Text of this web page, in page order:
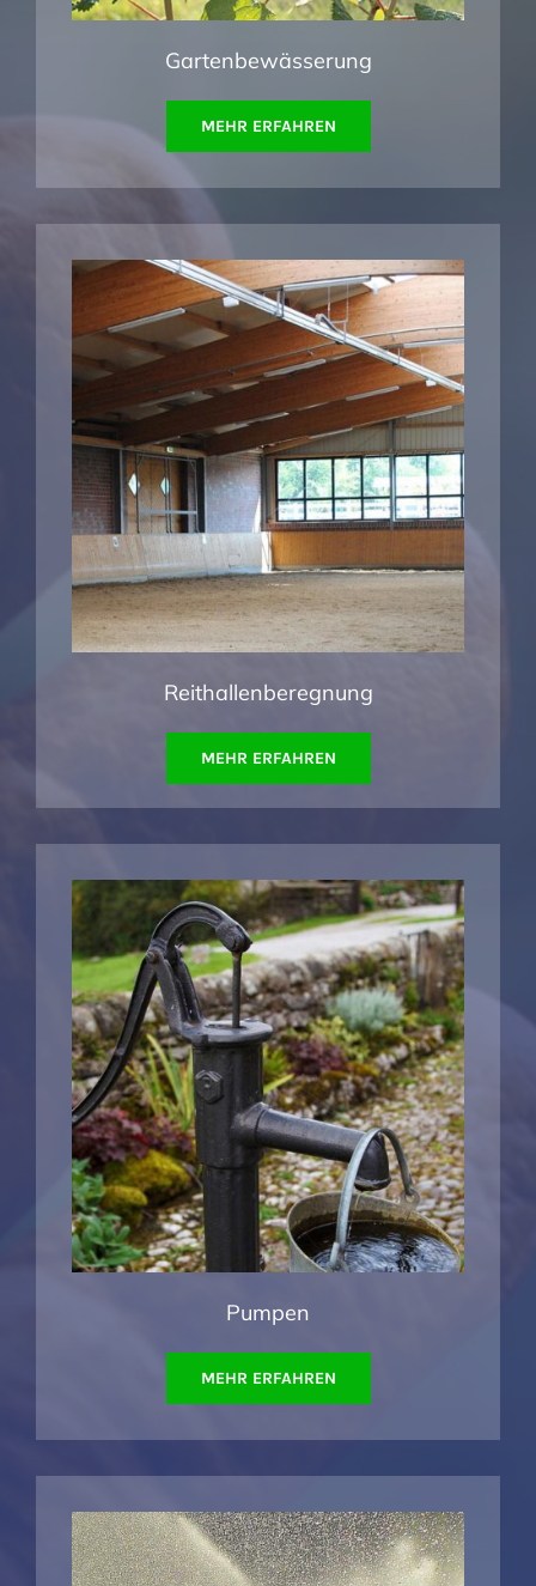
Gartenbewässerung
MEHR ERFAHREN
Reithallenberegnung
MEHR ERFAHREN
Pumpen
MEHR ERFAHREN